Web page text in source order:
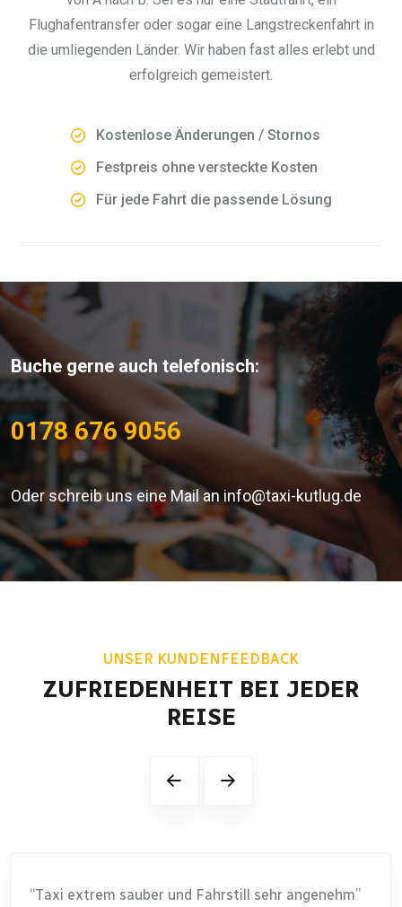
Flughafentransfer oder sogar eine Langstreckenfahrt in
die umliegenden Länder. Wir haben fast alles erlebt und
erfolgreich gemeistert.
Kostenlose Änderungen / Stornos
Festpreis ohne versteckte Kosten
Für jede Fahrt die passende Lösung
Buche gerne auch telefonisch:
0178 676 9056
Oder schreib uns eine Mail an info@taxi-kutlug.de
UNSER KUNDENFEEDBACK
ZUFRIEDENHEIT BEI JEDER
REISE
sauber und Fahrstill sehr angenehm”